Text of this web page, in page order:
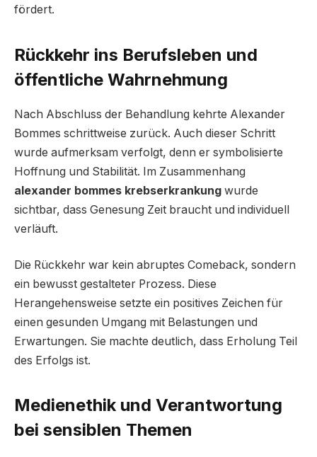
fördert.
Rückkehr ins Berufsleben und
öffentliche Wahrnehmung
Nach Abschluss der Behandlung kehrte Alexander
Bommes schrittweise zurück. Auch dieser Schritt
wurde aufmerksam verfolgt, denn er symbolisierte
Hoffnung und Stabilität. Im Zusammenhang
alexander bommes krebserkrankung wurde
sichtbar, dass Genesung Zeit braucht und individuell
verläuft.
Die Rückkehr war kein abruptes Comeback, sondern
ein bewusst gestalteter Prozess. Diese
Herangehensweise setzte ein positives Zeichen für
einen gesunden Umgang mit Belastungen und
Erwartungen. Sie machte deutlich, dass Erholung Teil
des Erfolgs ist.
Medienethik und Verantwortung
bei sensiblen Themen